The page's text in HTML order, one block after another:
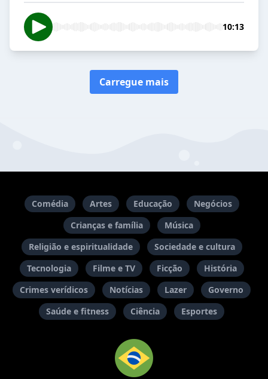
10:13
Carregue mais
Comédia Artes Educação
Negócios
Crianças e família
Música
Religião e espiritualidade
Sociedade e cultura
Tecnologia
Filme e TV Ficção
História
Crimes verídicos
Notícias Lazer
Governo
Saúde e fitness
Ciência Esportes